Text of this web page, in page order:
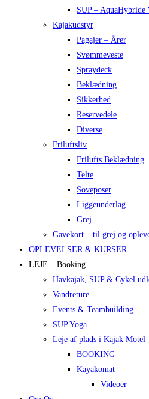
SUP – AquaHybride
Kajakudstyr
Pagajer – Årer
Svømmeveste
Spraydeck
Beklædning
Sikkerhed
Reservedele
Diverse
Friluftsliv
Frilufts Beklædning
Telte
Soveposer
Liggeunderlag
Grej
Gavekort – til grej og
OPLEVELSER & KURSER
LEJE – Booking
Havkajak, SUP & Cykel
Vandreture
Events & Teambuilding
SUP Yoga
Leje af plads i Kajak Motel
BOOKING
Kayakomat
Videoer